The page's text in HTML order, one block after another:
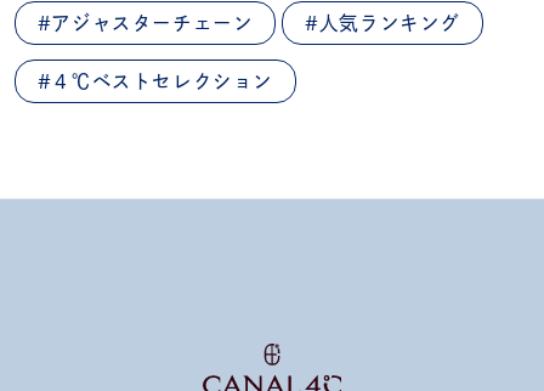
#アジャスターチェーン #人気ランキング
#４℃ベストセレクション